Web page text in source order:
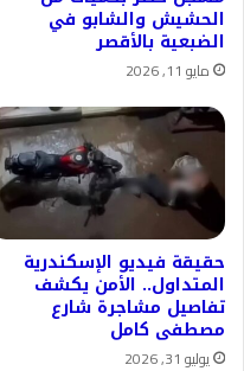
الحشيش والشابو في
الضبعية بالأقصر
مايو 11, 2026
حقيقة فيديو الإسكندرية
المتداول.. الأمن يكشف
تفاصيل مشاجرة شارع
مصطفى كامل
يوليو 31, 2026